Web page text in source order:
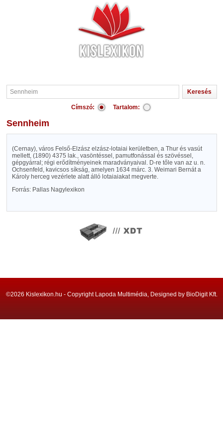
Címszó: Tartalom:
Sennheim
(Cernay), város Felső-Elzász elzász-lotaiai kerületben, a Thur és vasút
mellett, (1890) 4375 lak., vasöntéssel, pamutfonással és szövéssel,
gépgyárral; régi erődítményeinek maradványaival. D-re tőle van az u. n.
Ochsenfeld, kavicsos síkság, amelyen 1634 márc. 3. Weimari Bernát a
Károly herceg vezérlete alatt álló lotaiaiakat megverte.
Forrás: Pallas Nagylexikon
©2026 Kislexikon.hu - Copyright Lapoda Multimédia, Designed by BioDigit Kft.